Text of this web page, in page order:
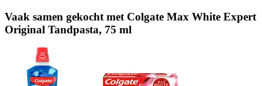
Vaak samen gekocht met Colgate Max White Expert
Original Tandpasta, 75 ml